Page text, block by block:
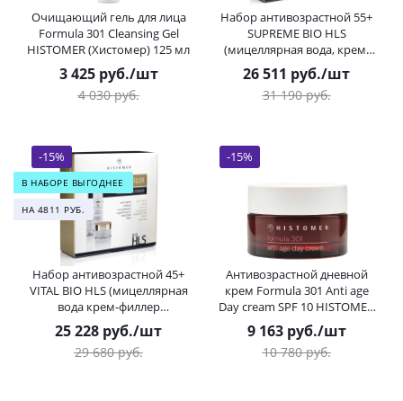
Очищающий гель для лица
Formula 301 Cleansing Gel
HISTOMER (Хистомер) 125 мл
3 425руб./шт
4 030руб.
Набор антивозрастной 55+
SUPREME BIO HLS
(мицеллярная вода, крем-
филлер, сыворотка)
HISTOMER (Хистомер) 200 /
50 / 30 мл
26 511 руб./шт
31 190руб.
В НАБОРЕ ВЫГОДНЕЕ
НА 4811 РУБ.
Набор антивозрастной 45+
VITAL BIO HLS (мицеллярная
вода крем-филлер
сыворотка Absolute)
HISTOMER (Хистомер) 200 /
50 / 30 мл
25 228 руб./шт
29 680руб.
-15%
Антивозрастной дневной
крем Formula 301 Anti age
Day cream SPF 10 HISTOMER
(Хистомер) 50 мл
9 163руб./шт
10 780руб.
-15%